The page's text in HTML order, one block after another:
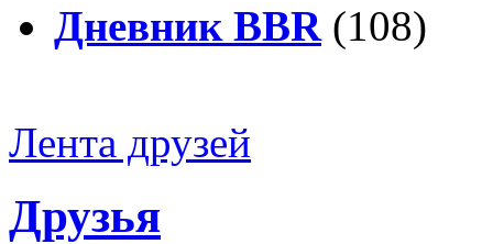
Дневник BBR (108)
Лента друзей
Друзья